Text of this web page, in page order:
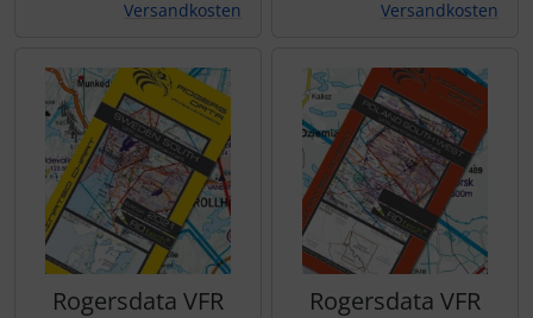
Versandkosten
Versandkosten
Rogersdata VFR
Rogersdata VFR